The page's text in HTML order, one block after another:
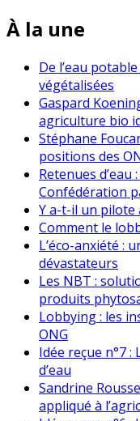
À la une
De l’eau
végétalisées
Gaspard
agriculture bio
Stéphane
positions des
Retenues d’eau
Confédération
Y a-t-il un pilote
Comment le
L’éco-anxiété :
dévastateurs
Les NBT :
produits
Lobbying : les
ONG
Idée reçue n°7
d’eau
Sandrine
appliqué à